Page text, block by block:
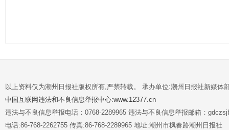
以上资料仅为潮州日报社版权所有,严禁转载。 承办单位:潮州日报社新媒体
中国互联网违法和不良信息举报中心:www.12377.cn
违法与不良信息举报电话：0768-2289965 违法与不良信息举报邮箱：
电话:86-768-2262755 传真:86-768-2289965 地址:潮州市枫春路潮州日报社